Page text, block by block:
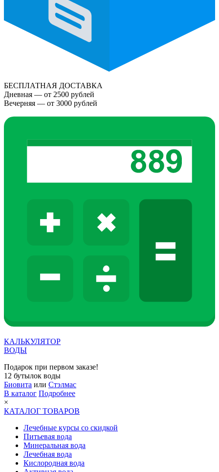
БЕСПЛАТНАЯ ДОСТАВКА
Дневная — от 2500 рублей
Вечерняя — от 3000 рублей
КАЛЬКУЛЯТОР
ВОДЫ
Подарок при первом заказе!
12 бутылок воды
Биовита или Стэлмас
В каталог Подробнее
×
КАТАЛОГ ТОВАРОВ
Лечебные курсы со скидкой
Питьевая вода
Минеральная вода
Лечебная вода
Кислородная вода